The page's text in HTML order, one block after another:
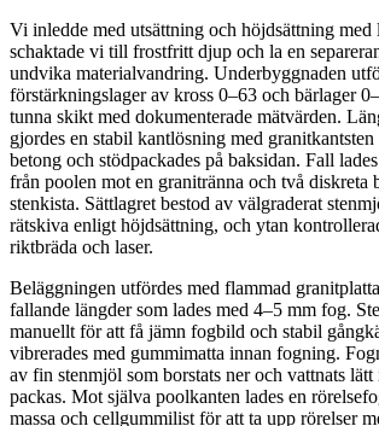
Vi inledde med utsättning och höjdsättning med
schaktade vi till frostfritt djup och la en
undvika materialvandring. Underbyggnaden
förstärkningslager av kross 0–63 och bärlager
tunna skikt med dokumenterade mätvärden.
gjordes en stabil kantlösning med
betong och stödpackades på baksidan. Fall
från poolen mot en granitränna och två diskreta
stenkista. Sättlagret bestod av välgraderat
rätskiva enligt höjdsättning, och ytan
riktbräda och laser.
Beläggningen utfördes med flammad
fallande längder som lades med 4–5 mm fog.
manuellt för att få jämn fogbild och stabil
vibrerades med gummimatta innan fogning.
av fin stenmjöl som borstats ner och vattnats
packas. Mot själva poolkanten lades en
massa och cellgummilist för att ta upp rörelser